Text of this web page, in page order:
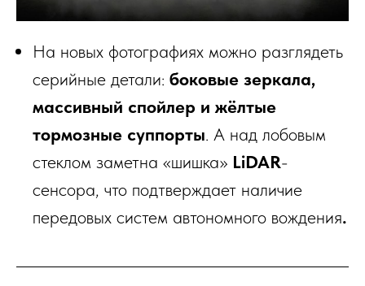
На новых фотографиях можно разглядеть
серийные детали: боковые зеркала,
массивный спойлер и жёлтые
тормозные суппорты. А над лобовым
стеклом заметна «шишка» LiDAR-
сенсора, что подтверждает наличие
передовых систем автономного вождения.